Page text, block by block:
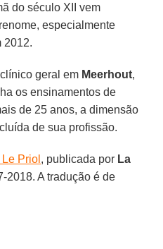
do século XII vem
especialmente
2012.
geral em Meerhout,
os ensinamentos de
de 25 anos, a dimensão
de sua profissão.
Priol , publicada por La
2018. A tradução é de